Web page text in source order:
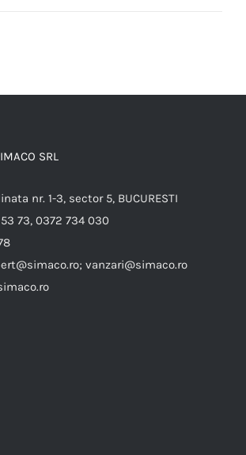
SRL
nr. 1-3, sector 5, BUCURESTI
53 73, 0372 734 030
vanzari@simaco.ro